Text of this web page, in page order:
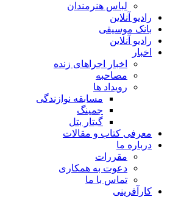
لباس هنرمندان
رادیو آنلاین
بانک موسیقی
رادیو آنلاین
اخبار
اخبار اجراهای زنده
مصاحبه
رویداد ها
مسابقه نوازندگی
جمینگ
گیتار بتل
معرفی کتاب و مقالات
درباره ما
مقررات
دعوت به همکاری
تماس با ما
کارآفرینی